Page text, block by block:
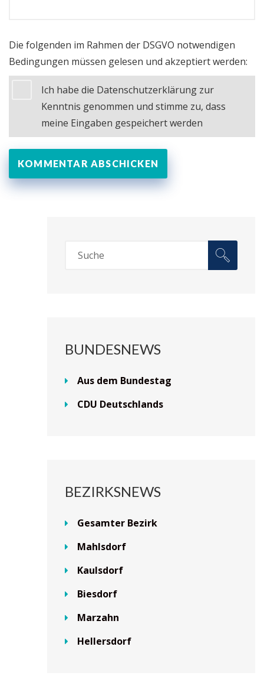
Die folgenden im Rahmen der DSGVO notwendigen
Bedingungen müssen gelesen und akzeptiert werden:
Ich habe die Datenschutzerklärung zur
Kenntnis genommen und stimme zu, dass
meine Eingaben gespeichert werden
BUNDESNEWS
Aus dem Bundestag
CDU Deutschlands
BEZIRKSNEWS
Gesamter Bezirk
Mahlsdorf
Kaulsdorf
Biesdorf
Marzahn
Hellersdorf